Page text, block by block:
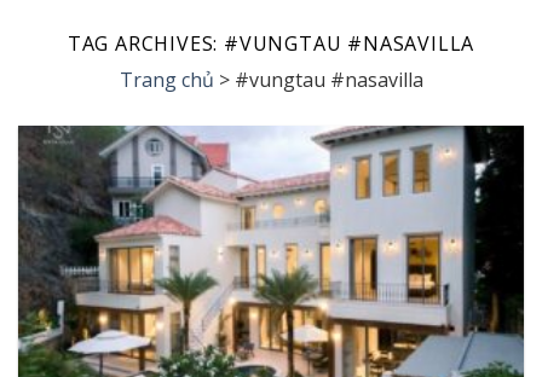
TAG ARCHIVES: #VUNGTAU #NASAVILLA
Trang chủ > #vungtau #nasavilla